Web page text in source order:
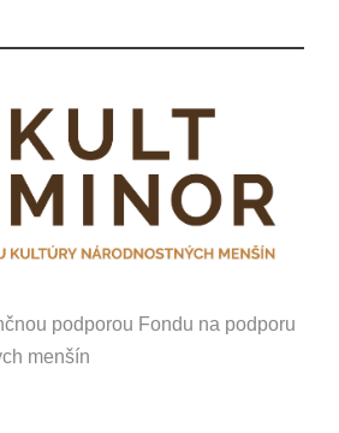
podporou Fondu na podporu
menšín